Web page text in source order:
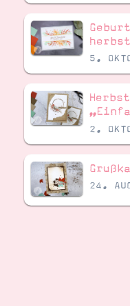
Demonstrator
Blog
Gutscheine
Produkte
Über mich
Über Stampin’
Tipps &
5.
2.
24.